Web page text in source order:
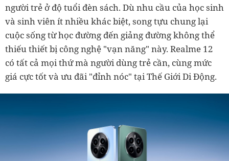
người trẻ ở độ tuổi đèn sách. Dù nhu cầu của học sinh
và sinh viên ít nhiều khác biệt, song tựu chung lại
cuộc sống từ học đường đến giảng đường không thể
thiếu thiết bị công nghệ "vạn năng" này. Realme 12
có tất cả mọi thứ mà người dùng trẻ cần, cùng mức
giá cực tốt và ưu đãi "đỉnh nóc" tại Thế Giới Di Động.